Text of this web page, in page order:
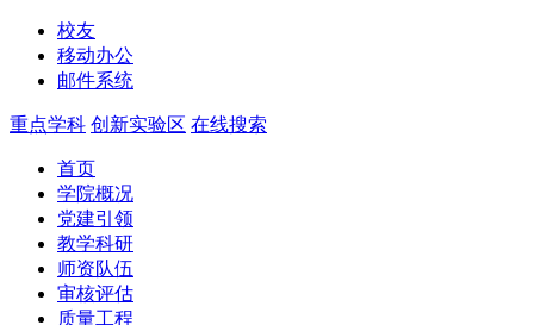
校友
移动办公
邮件系统
重点学科 创新实验区 在线搜索
首页
学院概况
党建引领
教学科研
师资队伍
审核评估
质量工程